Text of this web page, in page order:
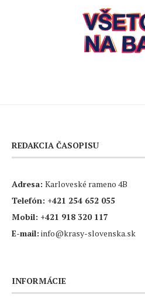
REDAKCIA ČASOPISU
Adresa: Karloveské rameno 4B
Telefón: +421 254 652 055
Mobil: +421 918 320 117
E-mail: info@krasy-slovenska.sk
INFORMÁCIE